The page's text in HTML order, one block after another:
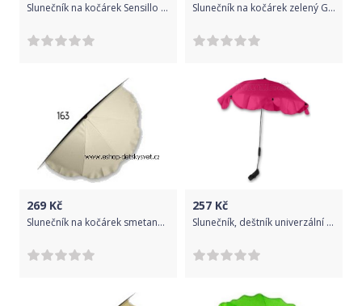
Slunečník na kočárek Sensillo světle šedý č.16 Slunečník na kočárek zelený G96
269 Kč
Slunečník na kočárek smetanovokrémový č.163
257 Kč
Slunečník, deštník univerzální do kočárku - růžový